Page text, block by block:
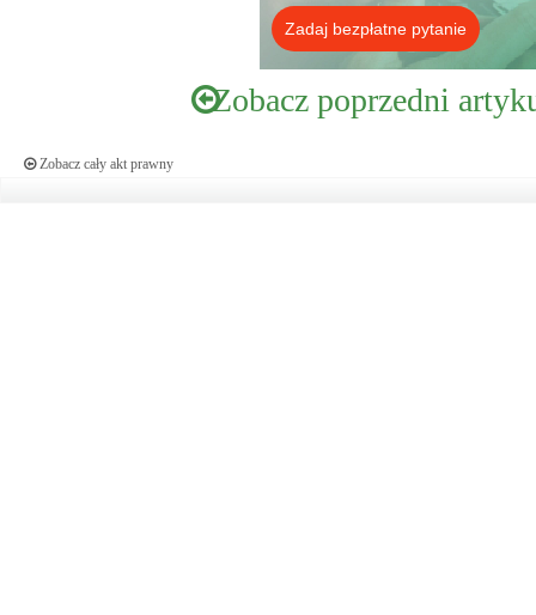
Zadaj bezpłatne pytanie
Zobacz poprzedni
Zobacz cały akt prawny